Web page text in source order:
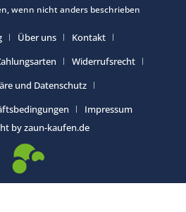
wenn nicht anders beschrieben
Über uns
Kontakt
Widerrufsrecht
und Datenschutz
Impressum
by zaun-kaufen.de